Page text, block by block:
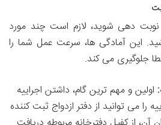
نوبت دهی شوید، لازم است چند مورد
این آمادگی ها، سرعت عمل شما را
جلوگیری می کند.
اولین و مهم ترین گام، داشتن اجراییه
را می توانید از دفتر ازدواج ثبت کننده